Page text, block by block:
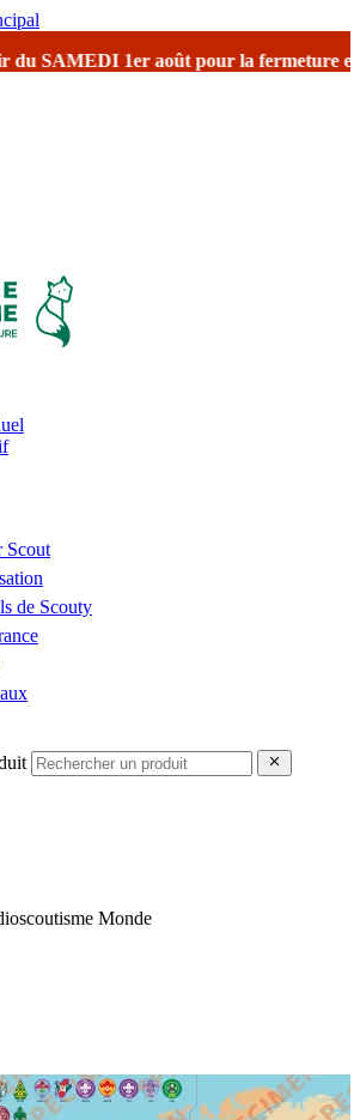
1er aoûtpour la fermeture estivale
Scout
de Scouty

Monde